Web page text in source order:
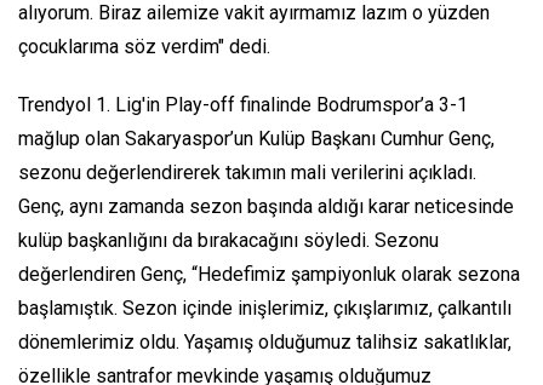
alıyorum. Biraz ailemize vakit ayırmamız lazım o yüzden
çocuklarıma söz verdim" dedi.
Trendyol 1. Lig'in Play-off finalinde Bodrumspor’a 3-1
mağlup olan Sakaryaspor’un Kulüp Başkanı Cumhur Genç,
sezonu değerlendirerek takımın mali verilerini açıkladı.
Genç, aynı zamanda sezon başında aldığı karar neticesinde
kulüp başkanlığını da bırakacağını söyledi. Sezonu
değerlendiren Genç, “Hedefimiz şampiyonluk olarak sezona
başlamıştık. Sezon içinde inişlerimiz, çıkışlarımız, çalkantılı
dönemlerimiz oldu. Yaşamış olduğumuz talihsiz sakatlıklar,
özellikle santrafor mevkinde yaşamış olduğumuz